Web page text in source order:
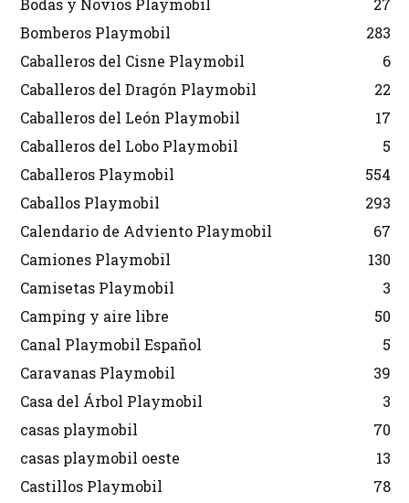
Bodas y Novios Playmobil
27
Bomberos Playmobil
283
Caballeros del Cisne Playmobil
6
Caballeros del Dragón Playmobil
22
Caballeros del León Playmobil
17
Caballeros del Lobo Playmobil
5
Caballeros Playmobil
554
Caballos Playmobil
293
Calendario de Adviento Playmobil
67
Camiones Playmobil
130
Camisetas Playmobil
3
Camping y aire libre
50
Canal Playmobil Español
5
Caravanas Playmobil
39
Casa del Árbol Playmobil
3
casas playmobil
70
casas playmobil oeste
13
Castillos Playmobil
78